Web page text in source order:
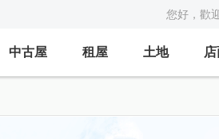
您好，歡
中古屋 租屋 土地